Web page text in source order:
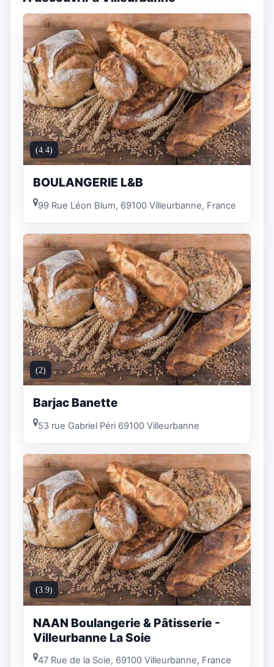
(4.4)
BOULANGERIE L&B
99 Rue Léon Blum, 69100 Villeurbanne, France
(2)
Barjac Banette
53 rue Gabriel Péri 69100 Villeurbanne
(3.9)
NAAN Boulangerie & Pâtisserie -
Villeurbanne La Soie
47 Rue de la Soie, 69100 Villeurbanne, France